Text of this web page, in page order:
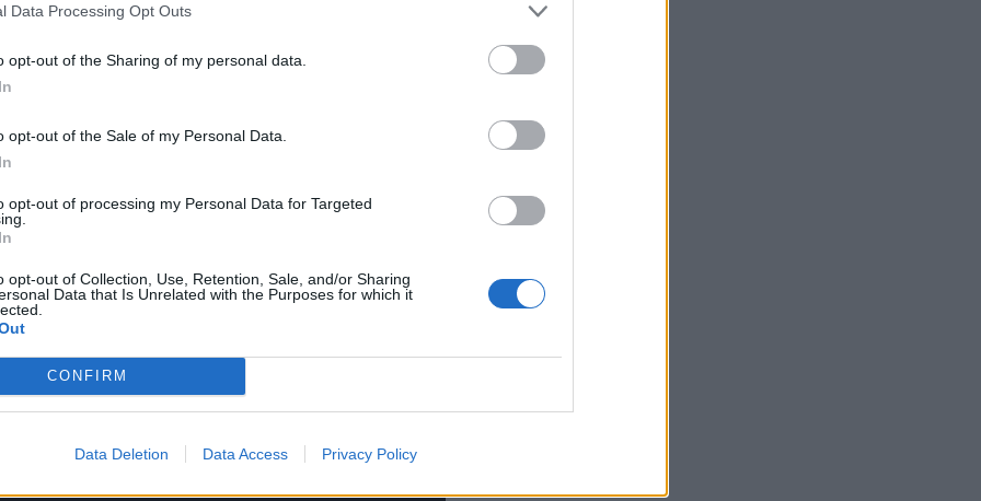
Data Processing Opt Outs
opt-out of the Sharing of my personal data.
opt-out of the Sale of my Personal Data.
opt-out of processing my Personal Data for Targeted
opt-out of Collection, Use, Retention, Sale, and/or Sharing
Data that Is Unrelated with the Purposes for which it
CONFIRM
Data Deletion Data Access Privacy Policy